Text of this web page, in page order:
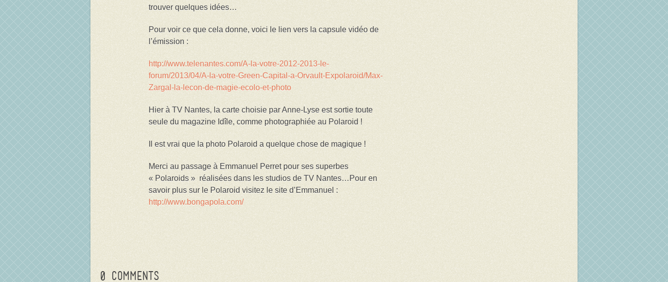
trouver quelques idées…
Pour voir ce que cela donne, voici le lien vers la capsule vidéo de
l’émission :
http://www.telenantes.com/A-la-votre-2012-2013-le-
forum/2013/04/A-la-votre-Green-Capital-a-Orvault-Expolaroid/Max-
Zargal-la-lecon-de-magie-ecolo-et-photo
Hier à TV Nantes, la carte choisie par Anne-Lyse est sortie toute
seule du magazine Idîle, comme photographiée au Polaroid !
Il est vrai que la photo Polaroid a quelque chose de magique !
Merci au passage à Emmanuel Perret pour ses superbes
« Polaroids » réalisées dans les studios de TV Nantes…Pour en
savoir plus sur le Polaroid visitez le site d’Emmanuel :
http://www.bongapola.com/
0 comments